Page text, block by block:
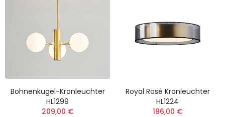
Bohnenkugel-Kronleuchter
HL1299
209,00 €
Royal Rosé Kronleuchter
HL1224
196,00 €